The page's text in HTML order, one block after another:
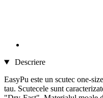
Descriere
EasyPu este un scutec one-
tau. Scutecele sunt